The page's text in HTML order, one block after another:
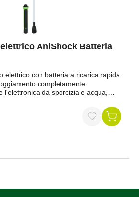
AniShock Batteria
elettrico con batteria a ricarica rapida
completamente
l'elettronica da sporcizia e acqua,
ioni di litio ad alta capacità e lunga
(230 V o USB)Elettronica
impugnatura morbidaStelo flessibile